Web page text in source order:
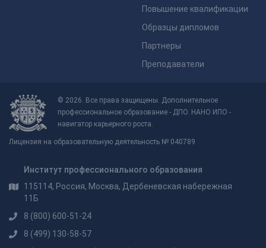
Повышение квалификации
Образцы дипломов
Партнеры
Преподаватели
© 2026. Все права защищены. Дополнительное
профессиональное образование - ДПО. НАНО ИПО -
навигатор карьерного роста.
Лицензия на образовательную деятельность № 040789
Институт профессионального образования
115114, Россия, Москва, Дербеневская набережная
11Б
8 (800) 600-51-24
8 (499) 130-58-57